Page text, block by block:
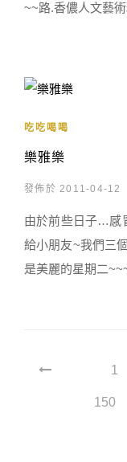
~~路.香儂人文藝
吃吃喝喝
樂雅樂
發佈於 2011-04-12
由於前些日子…感
給小朋友~我們三
是美麗的星期二
1
150